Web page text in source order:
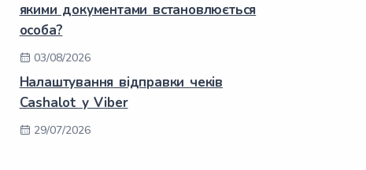
якими документами встановлюється
особа?
03/08/2026
Налаштування відправки чеків
Cashalot у Viber
29/07/2026